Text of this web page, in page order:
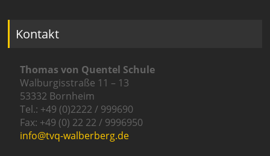
Kontakt
Thomas von Quentel Schule
Walburgisstraße 11 – 13
53332 Bornheim
Tel.: +49 (0)2222 / 999690
Fax: +49 (0) 22 22 / 9996950
info@tvq-walberberg.de